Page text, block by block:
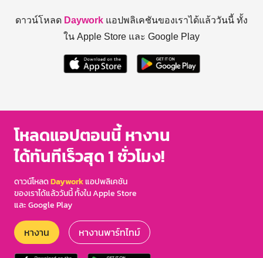
ดาวน์โหลด Daywork แอปพลิเคชันของเราได้แล้ววันนี้ ทั้ง
ใน Apple Store และ Google Play
โหลดแอปตอนนี้ หางาน
ได้ทันทีเร็วสุด 1 ชั่วโมง!
ดาวน์โหลดDayworkแอปพลิเคชัน
ของเราได้แล้ววันนี้ ทั้งใน Apple Store
และ Google Play
หางาน หางานพาร์ทไทม์